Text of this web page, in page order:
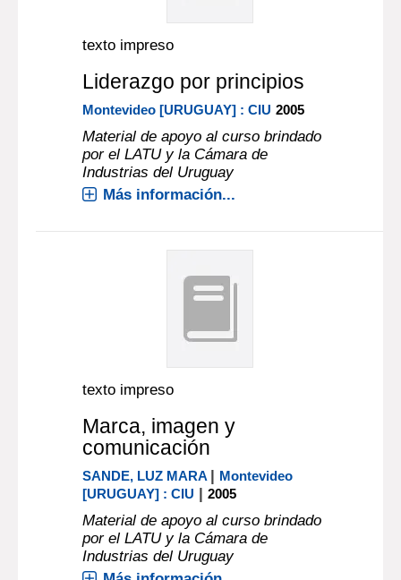
texto impreso
Liderazgo por principios
Montevideo [URUGUAY] : CIU 2005
Material de apoyo al curso brindado
por el LATU y la Cámara de
Industrias del Uruguay
Más información...
texto impreso
Marca, imagen y
comunicación
SANDE, LUZ MARA | Montevideo
[URUGUAY] : CIU |2005
Material de apoyo al curso brindado
por el LATU y la Cámara de
Industrias del Uruguay